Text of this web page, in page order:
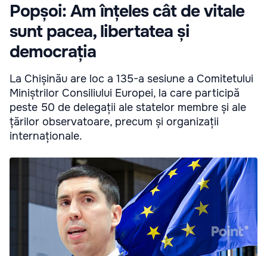
Popșoi: Am înțeles cât de vitale
sunt pacea, libertatea și
democrația
La Chișinău are loc a 135-a sesiune a Comitetului
Miniștrilor Consiliului Europei, la care participă
peste 50 de delegații ale statelor membre și ale
țărilor observatoare, precum și organizații
internaționale.